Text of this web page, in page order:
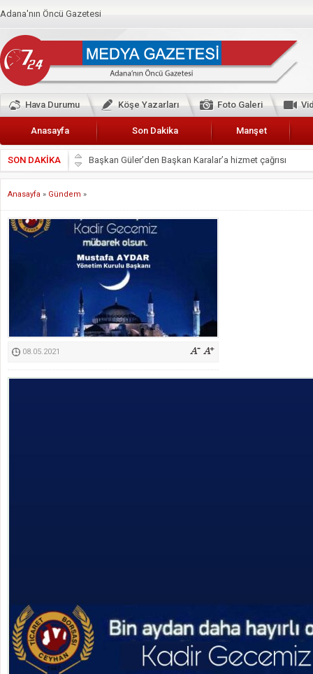
Adana'nın Öncü Gazetesi
Hava Durumu Köşe Yazarları Foto Galeri
Anasayfa Son Dakika Manşet
SON DAKİKA
Başkan Güler’den Başkan Karalar’a hizmet çağrısı
Lokantacılar ve Kebapçılar Esnaf Odası Başkanı Şefik
HDP İL BİNASININ ÖNÜNDE ANNELER TARİH
CEYHAN TİCARET ODASI
Hainler emellerine asla erişemeyecekler
BÖLGEMİZ ÇUKUROVA’DA 2019 YILI PAMUK
İyi Parti Yüreğir İlçe Başkanı Enis Akyürek
Kimyasallardan Koruma Derneği Başkanı Cennet Çelik
Anasayfa » Gündem »
08.05.2021